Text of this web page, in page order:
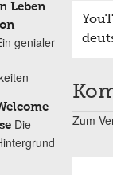
Zum
Leben
genialer
Die